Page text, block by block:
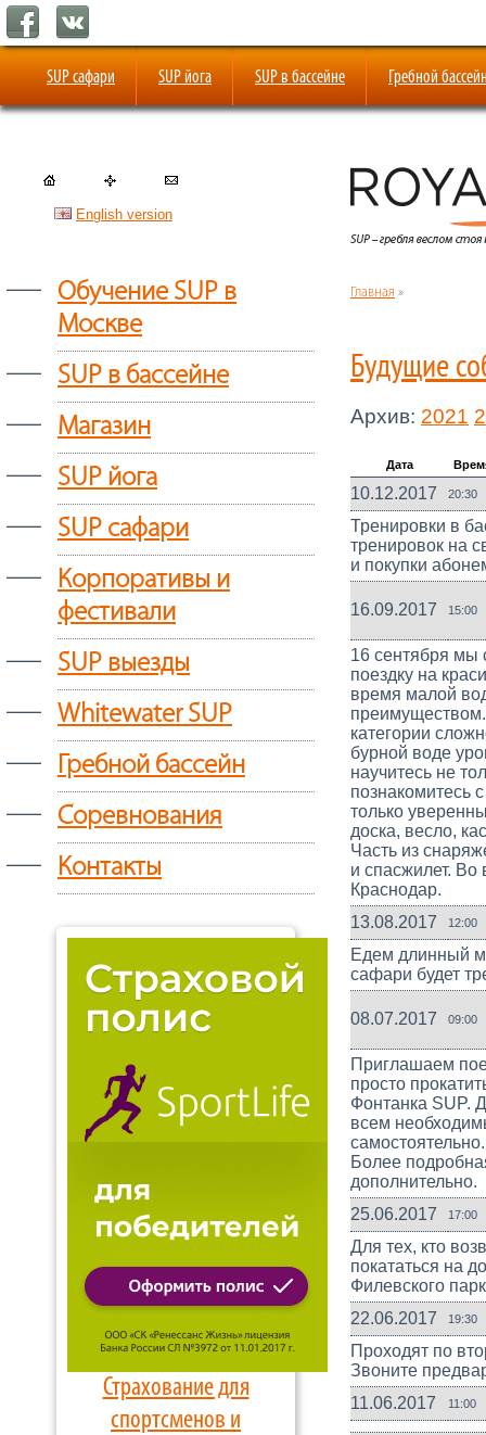
SUP сафари SUP йога SUP в бассейне Гребной
English version
—
Обучение SUP в
Москве
— SUP в бассейне
— Магазин
— SUP йога
— SUP сафари
—
Корпоративы и
фестивали
— SUP выезды
— Whitewater SUP
— Гребной бассейн
— Соревнования
— Контакты
Страхование для
спортсменов и
Главная »
Будущие
Архив: 2021
Дата
10.12.2017 20:30
Тренировки в
тренировок на
и покупки
16.09.2017 15:00
16 сентября мы
поездку на
время малой
категории
бурной воде
научитесь не
познакомитесь
только
доска, весло,
Часть из
и спасжилет.
Краснодар.
13.08.2017
12:00
Едем длинный
сафари будет
08.07.2017 09:00
Приглашаем
просто
Фонтанка SUP.
всем
Более
дополнительно.
25.06.2017
17:00
Для тех, кто
покататься на
Филевского
22.06.2017
19:30
Проходят по
Звоните
11.06.2017
11:00